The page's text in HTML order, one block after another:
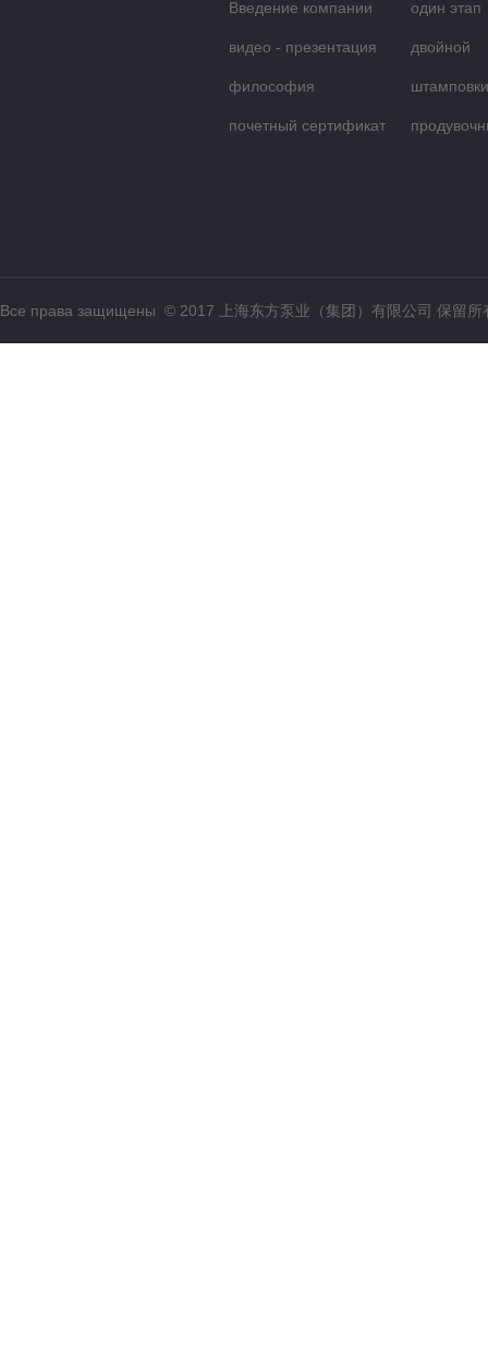
Введение компании
видео - презентация
философия
обслуживания
почетный сертификат
один этап
двойной
Все права защищены © 2017 上海东方泵业（集团）有限公司 保留